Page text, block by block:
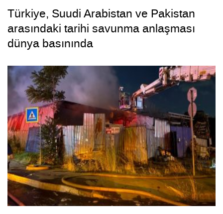
Türkiye, Suudi Arabistan ve Pakistan
arasındaki tarihi savunma anlaşması
dünya basınında